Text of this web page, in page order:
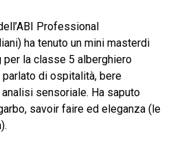
Professional
ha tenuto un mini masterdi
la classe 5 alberghiero
di ospitalità, bere
sensoriale. Ha saputo
savoir faire ed eleganza (le